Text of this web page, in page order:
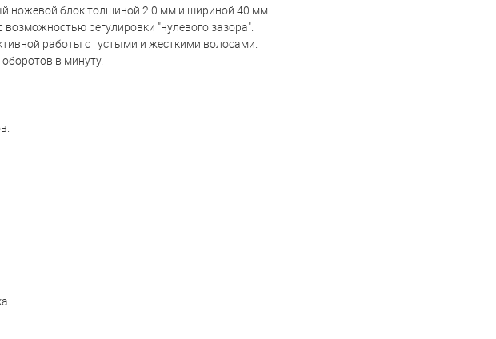
ножевой блок толщиной 2.0 мм и шириной 40 мм.
регулировки "нулевого зазора".
работы с густыми и жесткими волосами.
в минуту.